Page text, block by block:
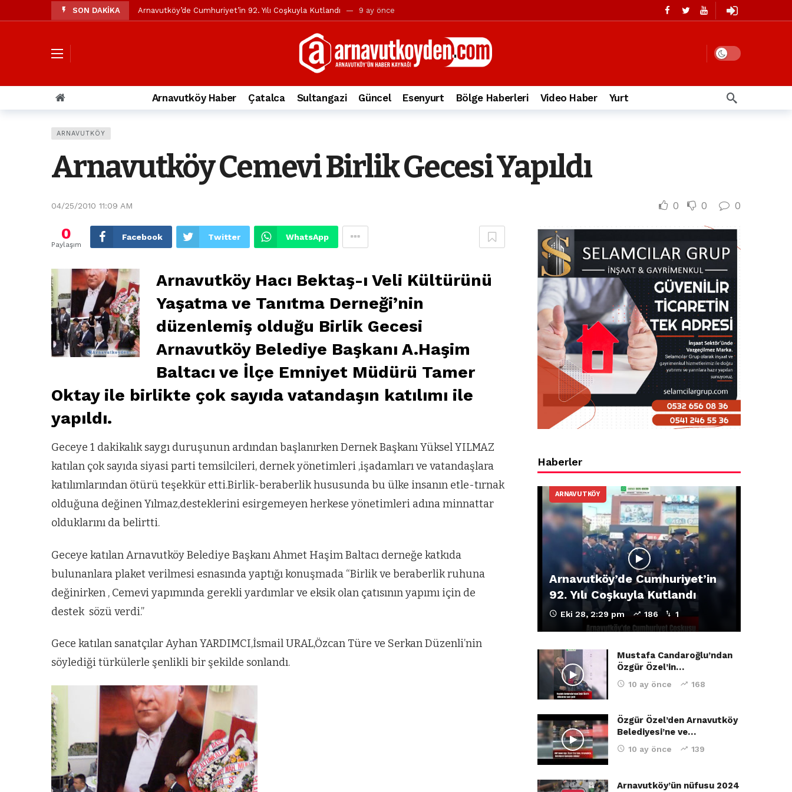
SON DAKİKA Arnavutköy’de Cumhuriyet’in 92. Yılı Coşkuyla Kutlandı 9 ay önce
Özgür Özel’den Arnavutköy Belediyesi’ne ve Mustafa Candaroğlu’na yönelik suçlamalar 10 ay önce
Arnavutköy’ün nüfusu 2024 yılında 344.868’e ulaştı 2 yıl önce
Arnavutköy Taşoluk’ta seyir halindeki otomobil alev alev yandı. 2 yıl önce
Arnavutköy İmrahor Mahallesi sakinleri protesto gösterisi düzenledi 2 yıl önce
İstanbul Havalimanı yolundaki kazada, taksideki yolcu öldü 3 yıl önce
Arnavutkoy Belediyesi’ne su baskını tepkisi 3 yıl önce
Arnavutköy Haber Çatalca Sultangazi Güncel Esenyurt Bölge Haberleri Video Haber Yurt
ARNAVUTKÖY
Arnavutköy Cemevi Birlik Gecesi Yapıldı
04/25/2010 11:09 AM 0 0 0
0
Paylaşım
Facebook Twitter WhatsApp
Arnavutköy Hacı Bektaş-ı Veli Kültürünü
Yaşatma ve Tanıtma Derneği’nin
düzenlemiş olduğu Birlik Gecesi
Arnavutköy Belediye Başkanı A.Haşim
Baltacı ve İlçe Emniyet Müdürü Tamer
Oktay ile birlikte çok sayıda vatandaşın katılımı ile
yapıldı.
Geceye 1 dakikalık saygı duruşunun ardından başlanırken Dernek Başkanı Yüksel YILMAZ
katılan çok sayıda siyasi parti temsilcileri, dernek yönetimleri ,işadamları ve vatandaşlara
katılımlarından ötürü teşekkür etti.Birlik-beraberlik hususunda bu ülke insanın etle-tırnak
olduğuna değinen Yılmaz,desteklerini esirgemeyen herkese yönetimleri adına minnattar
olduklarını da belirtti.
Geceye katılan Arnavutköy Belediye Başkanı Ahmet Haşim Baltacı derneğe katkıda
bulunanlara plaket verilmesi esnasında yaptığı konuşmada “Birlik ve beraberlik ruhuna
değinirken , Cemevi yapımında gerekli yardımlar ve eksik olan çatısının yapımı için de
destek sözü verdi.”
Gece katılan sanatçılar Ayhan YARDIMCI,İsmail URAL,Özcan Türe ve Serkan Düzenli’nin
söylediği türkülerle şenlikli bir şekilde sonlandı.
Haberler
ARNAVUTKÖY
Arnavutköy’de Cumhuriyet’in
92. Yılı Coşkuyla Kutlandı
Eki 28, 2:29 pm 186 1
Mustafa Candaroğlu’ndan
Özgür Özel’in…
10 ay önce 168
Özgür Özel’den Arnavutköy
Belediyesi’ne ve…
10 ay önce 139
Arnavutköy’ün nüfusu 2024